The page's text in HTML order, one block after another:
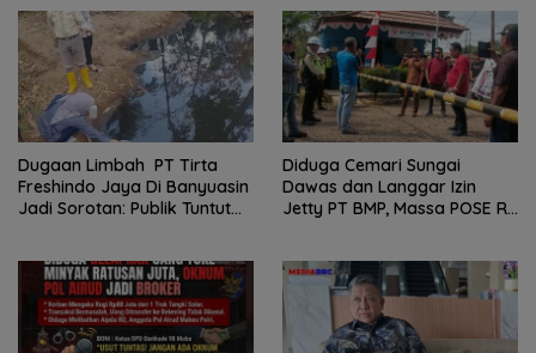
Dugaan Limbah PT Tirta
Freshindo Jaya Di Banyuasin
Jadi Sorotan: Publik Tuntut
Diduga Cemari Sungai
Dawas dan Langgar Izin
Jetty PT BMP, Massa POSE RI
Tuntas